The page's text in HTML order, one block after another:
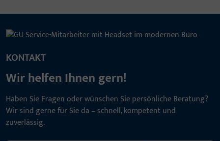
KONTAKT
Wir helfen Ihnen gern!
Haben Sie Fragen oder wünschen Sie persönliche Beratung?
Wir sind gerne für Sie da – schnell, kompetent und
zuverlässig.